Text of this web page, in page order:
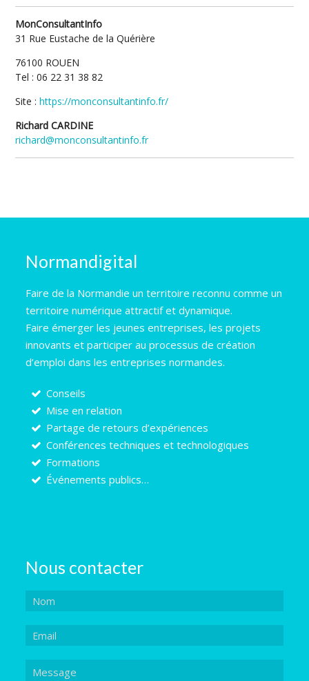
MonConsultantInfo
31 Rue Eustache de la Quérière
76100 ROUEN
Tel : 06 22 31 38 82
Site :https://monconsultantinfo.fr/
Richard CARDINE
richard@monconsultantinfo.fr
Normandigital
Faire de la Normandie un territoire reconnu comme un
territoire numérique attractif et dynamique.
Faire émerger les jeunes entreprises, les projets
innovants et participer au processus de création
d’emploi dans les entreprises normandes.
Conseils
Mise en relation
Partage de retours d’expériences
Conférences techniques et technologiques
Formations
Événements publics…
Nous contacter